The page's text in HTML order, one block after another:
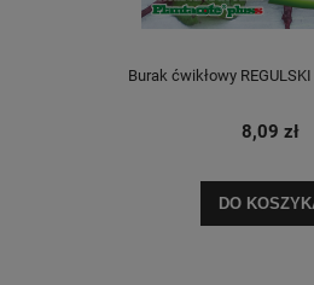
Burak ćwikłowy
8,09 zł
DO